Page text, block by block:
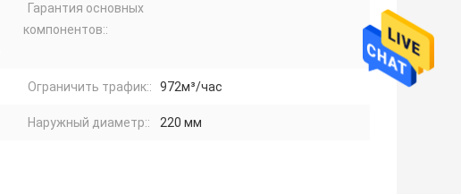
Гарантия основных
компонентов::
Ограничить трафик:: 972м³/час
Наружный диаметр:: 220 мм